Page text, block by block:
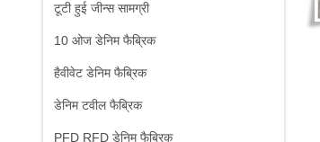
टूटी हुई जीन्स सामग्री
10 ओज डेनिम फैब्रिक
हैवीवेट डेनिम फैब्रिक
डेनिम टवील फैब्रिक
PFD RFD डेनिम फैब्रिक